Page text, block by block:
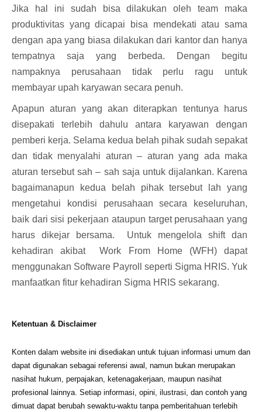
Jika hal ini sudah bisa dilakukan oleh team maka
produktivitas yang dicapai bisa mendekati atau sama
dengan apa yang biasa dilakukan dari kantor dan hanya
tempatnya saja yang berbeda. Dengan begitu
nampaknya perusahaan tidak perlu ragu untuk
membayar upah karyawan secara penuh.
Apapun aturan yang akan diterapkan tentunya harus
disepakati terlebih dahulu antara karyawan dengan
pemberi kerja. Selama kedua belah pihak sudah sepakat
dan tidak menyalahi aturan – aturan yang ada maka
aturan tersebut sah – sah saja untuk dijalankan. Karena
bagaimanapun kedua belah pihak tersebut lah yang
mengetahui kondisi perusahaan secara keseluruhan,
baik dari sisi pekerjaan ataupun target perusahaan yang
harus dikejar bersama. Untuk mengelola shift dan
kehadiran akibat Work From Home (WFH) dapat
menggunakan Software Payroll
seperti Sigma HRIS. Yuk
manfaatkan fitur kehadiran Sigma HRIS sekarang.
Ketentuan & Disclaimer
Konten dalam website ini disediakan untuk tujuan informasi umum dan
dapat digunakan sebagai referensi awal, namun bukan merupakan
nasihat hukum, perpajakan, ketenagakerjaan, maupun nasihat
profesional lainnya. Setiap informasi, opini, ilustrasi, dan contoh yang
dimuat dapat berubah sewaktu-waktu tanpa pemberitahuan terlebih